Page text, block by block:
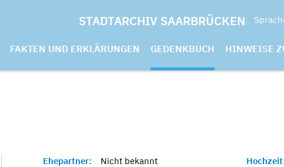
STADTARCHIV SAARBRÜCKEN
FAKTEN UND ERKLÄRUNGEN GEDENKBUCH HINWEISE
Ehepartner: Nicht bekannt